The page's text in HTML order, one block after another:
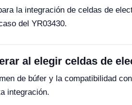
la integración de celdas de
del YR03430.
al elegir celdas de
de búfer y la compatibilidad
integración.